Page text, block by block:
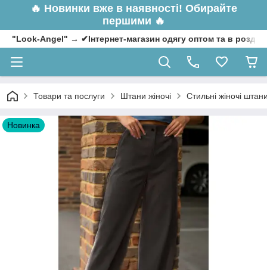
🔥 Новинки вже в наявності! Обирайте
першими 🔥
"Look-Angel" → ✔Інтернет-магазин одягу оптом та в
Товари та послуги Штани жіночі Стильні жіночі
Новинка